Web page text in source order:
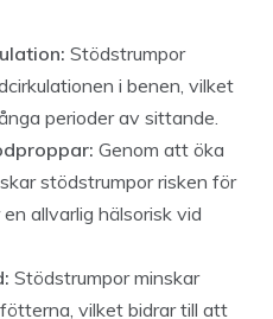
Stödstrumpor
i benen, vilket
perioder av sittande.
Genom att öka
stödstrumpor risken för
allvarlig hälsorisk vid
Stödstrumpor minskar
vilket bidrar till att